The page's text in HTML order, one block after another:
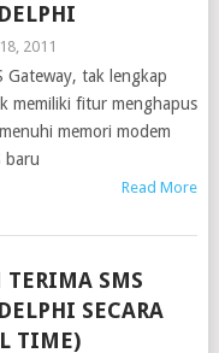
2011
Gateway, tak lengkap
memiliki fitur menghapus
memori modem
baru
Read More
TERIMA SMS
SECARA
TIME)